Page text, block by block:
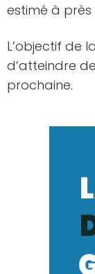
estimé à
L’objectif de
d’atteindre
prochaine.